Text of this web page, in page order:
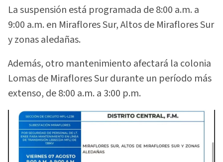
La suspensión está programada de 8:00 a.m. a
9:00 a.m. en Miraflores Sur, Altos de Miraflores Sur
y zonas aledañas.
Además, otro mantenimiento afectará la colonia
Lomas de Miraflores Sur durante un período más
extenso, de 8:00 a.m. a 3:00 p.m.